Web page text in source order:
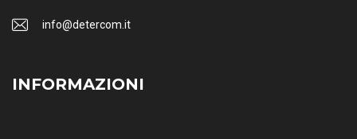
info@detercom.it
INFORMAZIONI